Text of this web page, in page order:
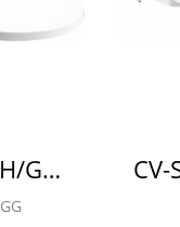
CV-SR-90922 WH/GG ฝารองนั่งอัตโนมัติ แบบใช้ไฟฟ้า รุ่น Klirr Pro